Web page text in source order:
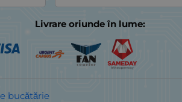
Livrare oriunde în lume:
bucătărie